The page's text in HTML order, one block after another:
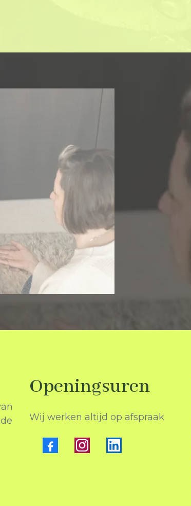
Openingsuren
Wij werken altijd op afspraak